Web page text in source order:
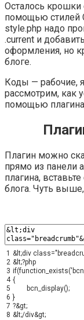
Осталось
помощью стилей
style.php надо
.current и
оформления, но
блоге.
Коды — рабочие,
рассмотрим, как
помощью плагина
Плагин можно
прямо из панели
плагина,
блога. Чуть
1
2
3
4
5
6
7
8
&lt;div class=
&lt;?php
if(function_exists(
{
bcn_display();
}
?&gt;
&lt;/div&gt;